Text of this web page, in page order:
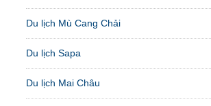
Du lịch Mù Cang Chải
Du lịch Sapa
Du lịch Mai Châu